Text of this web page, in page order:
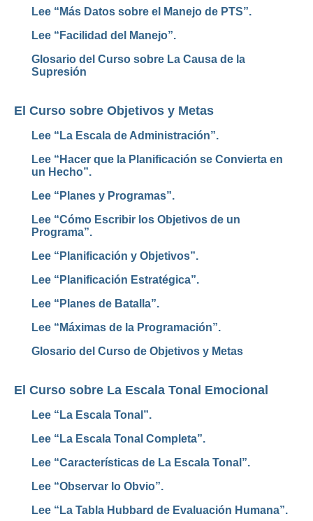
Lee “Más Datos sobre el Manejo de PTS”.
Lee “Facilidad del Manejo”.
Glosario del Curso sobre La Causa de la
Supresión
El Curso sobre Objetivos y Metas
Lee “La Escala de Administración”.
Lee “Hacer que la Planificación se Convierta en
un Hecho”.
Lee “Planes y Programas”.
Lee “Cómo Escribir los Objetivos de un
Programa”.
Lee “Planificación y Objetivos”.
Lee “Planificación Estratégica”.
Lee “Planes de Batalla”.
Lee “Máximas de la Programación”.
Glosario del Curso de Objetivos y Metas
El Curso sobre La Escala Tonal Emocional
Lee “La Escala Tonal”.
Lee “La Escala Tonal Completa”.
Lee “Características de La Escala Tonal”.
Lee “Observar lo Obvio”.
Lee “La Tabla Hubbard de Evaluación Humana”.